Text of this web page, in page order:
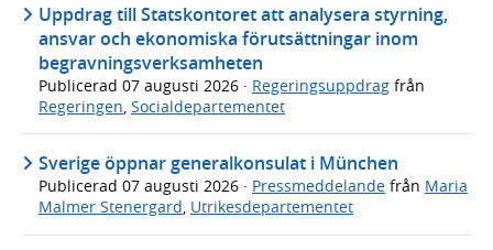
Uppdrag till Statskontoret att analysera styrning,
ansvar och ekonomiska förutsättningar inom
begravningsverksamheten
Publicerad 07 augusti 2026 · Regeringsuppdrag från
Regeringen Socialdepartementet
Sverige öppnar generalkonsulat i München
Publicerad 07 augusti 2026 · Pressmeddelande från Maria
Malmer Stenergard, Utrikesdepartementet